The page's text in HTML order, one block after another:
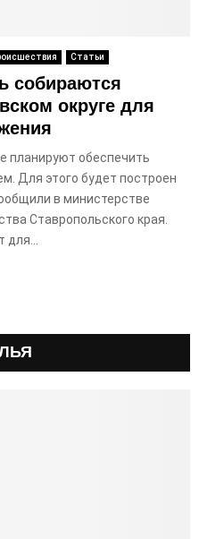
Статьи
собираются
округе для
планируют обеспечить
Для этого будет построен
в министерстве
Ставропольского края.
для...